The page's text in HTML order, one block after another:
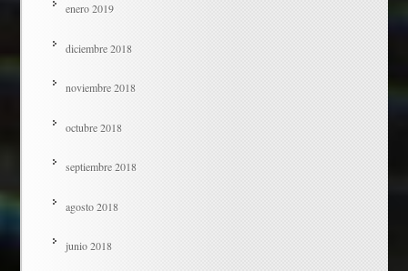
enero 2019
diciembre 2018
noviembre 2018
octubre 2018
septiembre 2018
agosto 2018
junio 2018